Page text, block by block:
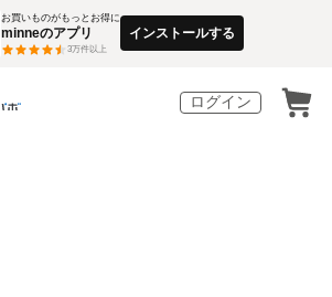
お買いものがもっとお得に
minneのアプリ
3万件以上
インストールする
ログイン